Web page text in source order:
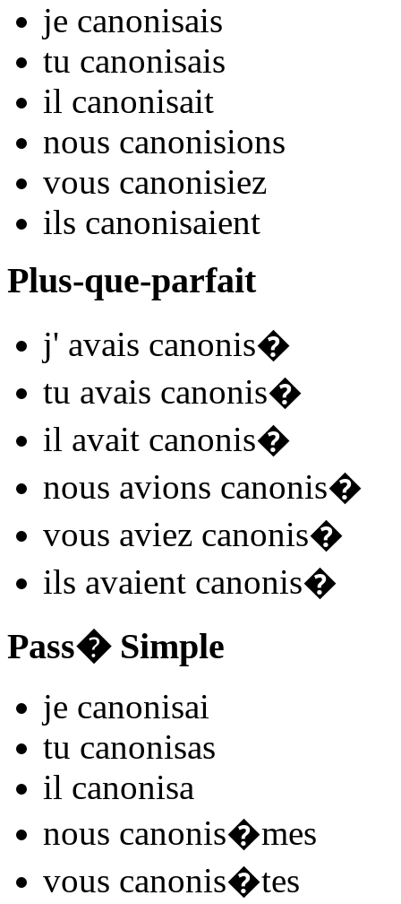
je canonisais
tu canonisais
il canonisait
nous canonisions
vous canonisiez
ils canonisaient
Plus-que-parfait
j' avais canonis�
tu avais canonis�
il avait canonis�
nous avions canonis�
vous aviez canonis�
ils avaient canonis�
Pass� Simple
je canonisai
tu canonisas
il canonisa
nous canonis�mes
vous canonis�tes